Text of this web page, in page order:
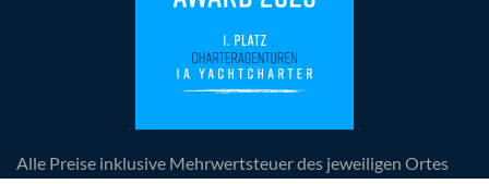
Alle Preise inklusive Mehrwertsteuer des jeweiligen Ortes